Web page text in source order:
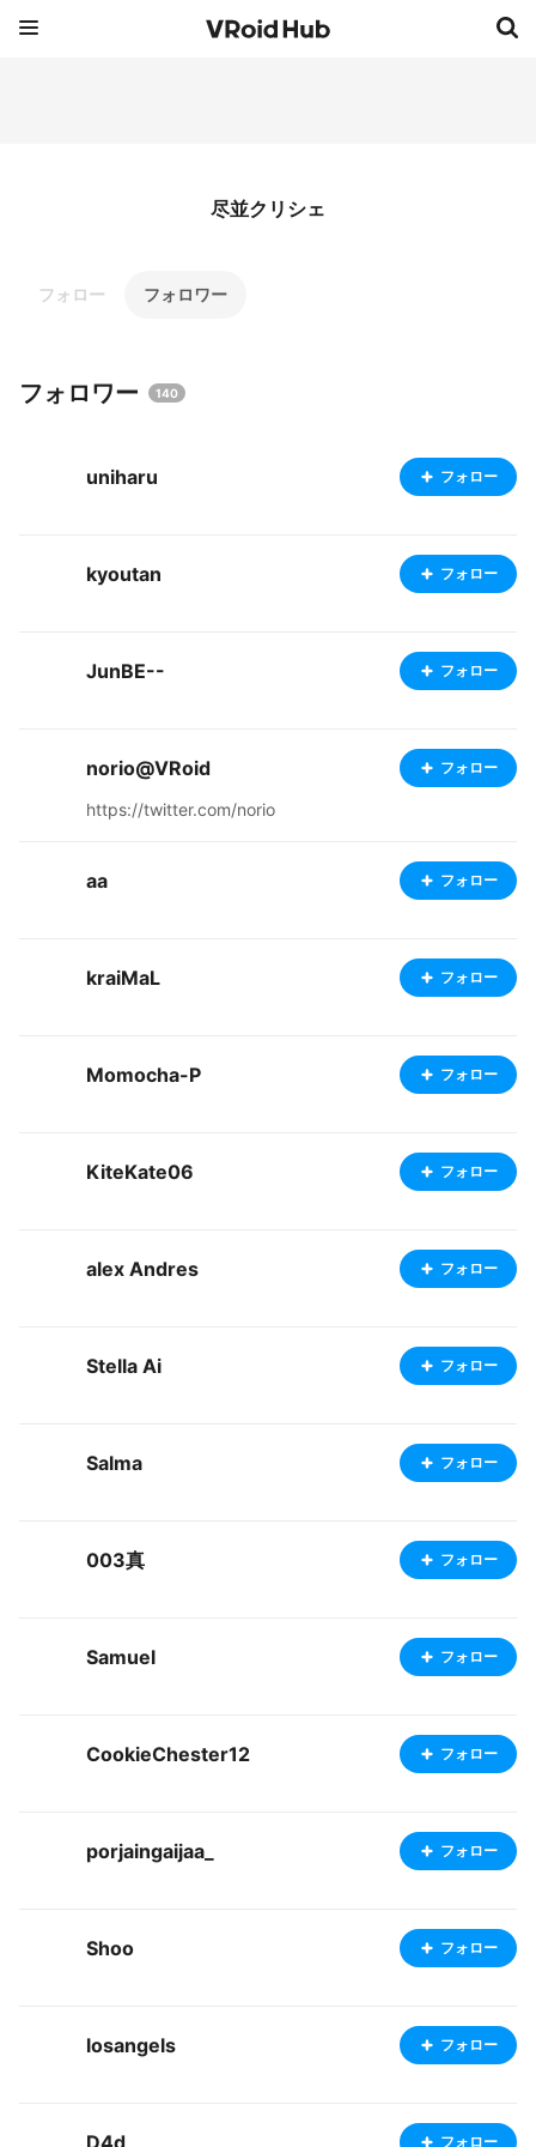
尽並クリシェ
フォロー フォロワー
フォロワー 140
uniharu フォロー
kyoutan フォロー
JunBE-- フォロー
norio@VRoid フォロー
https://twitter.com/norio
aa フォロー
kraiMaL フォロー
Momocha-P フォロー
KiteKate06 フォロー
alex Andres フォロー
Stella Ai フォロー
Salma フォロー
003真 フォロー
Samuel フォロー
CookieChester12 フォロー
porjaingaijaa_ フォロー
Shoo フォロー
losangels フォロー
D4d フォロー